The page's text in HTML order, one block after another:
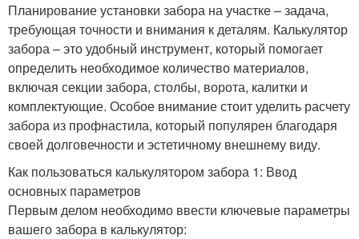
Планирование установки забора на участке – задача,
требующая точности и внимания к деталям. Калькулятор
забора – это удобный инструмент, который помогает
определить необходимое количество материалов,
включая секции забора, столбы, ворота, калитки и
комплектующие. Особое внимание стоит уделить расчету
забора из профнастила, который популярен благодаря
своей долговечности и эстетичному внешнему виду.
Как пользоваться калькулятором забора 1: Ввод
основных параметров
Первым делом необходимо ввести ключевые параметры
вашего забора в калькулятор: